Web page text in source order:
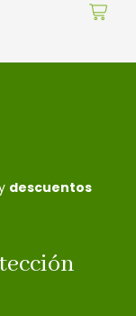
descuentos